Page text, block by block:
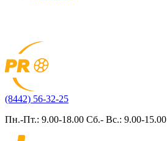
(8442) 56-32-25
Пн.-Пт.: 9.00-18.00 Сб.- Вс.: 9.00-15.00